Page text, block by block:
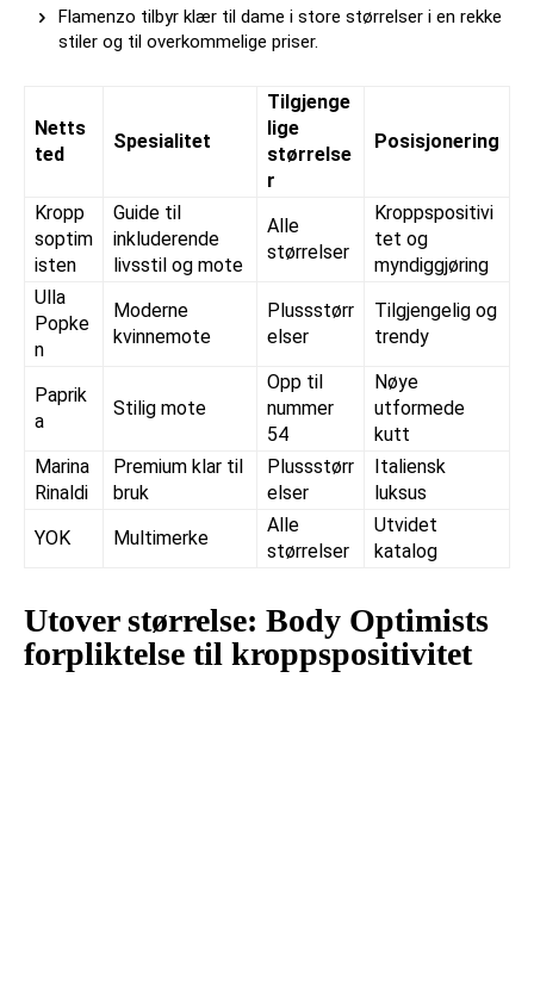
Flamenzo tilbyr klær til dame i store størrelser i en rekke
stiler og til overkommelige priser.
Netts
ted
Spesialitet
Tilgjenge
lige
størrelse
r
Posisjonering
Kropp
soptim
isten
Guide til
inkluderende
livsstil og mote
Alle
størrelser
Kroppspositivi
tet og
myndiggjøring
Ulla
Popke
n
Moderne
kvinnemote
Plussstørr
elser
Tilgjengelig og
trendy
Paprik
a
Stilig mote
Opp til
nummer
54
Nøye
utformede
kutt
Marina
Rinaldi
Premium klar til
bruk
Plussstørr
elser
Italiensk
luksus
YOK
Multimerke
Alle
størrelser
Utvidet
katalog
Utover størrelse: Body Optimists
forpliktelse til kroppspositivitet